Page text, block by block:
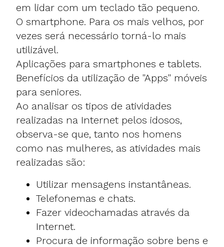
em lidar com um teclado tão pequeno.
O smartphone. Para os mais velhos, por
vezes será necessário torná-lo mais
utilizável.
Aplicações para smartphones e tablets.
Benefícios da utilização de "Apps" móveis
para seniores.
Ao analisar os tipos de atividades
realizadas na Internet pelos idosos,
observa-se que, tanto nos homens
como nas mulheres, as atividades mais
realizadas são:
Utilizar mensagens instantâneas.
Telefonemas e chats.
Fazer videochamadas através da
Internet.
Procura de informação sobre bens e